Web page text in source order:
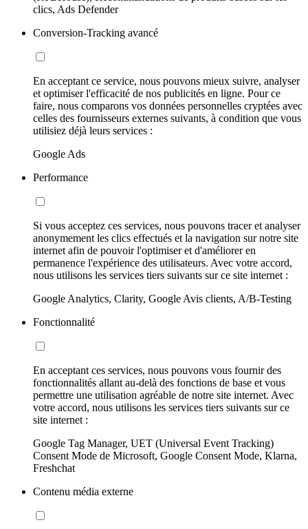
clics, Ads Defender
Conversion-Tracking avancé
En acceptant ce service, nous pouvons mieux suivre, analyser
et optimiser l'efficacité de nos publicités en ligne. Pour ce
faire, nous comparons vos données personnelles cryptées avec
celles des fournisseurs externes suivants, à condition que vous
utilisiez déjà leurs services :
Google Ads
Performance
Si vous acceptez ces services, nous pouvons tracer et analyser
anonymement les clics effectués et la navigation sur notre site
internet afin de pouvoir l'optimiser et d'améliorer en
permanence l'expérience des utilisateurs. Avec votre accord,
nous utilisons les services tiers suivants sur ce site internet :
Google Analytics, Clarity, Google Avis clients, A/B-Testing
Fonctionnalité
En acceptant ces services, nous pouvons vous fournir des
fonctionnalités allant au-delà des fonctions de base et vous
permettre une utilisation agréable de notre site internet. Avec
votre accord, nous utilisons les services tiers suivants sur ce
site internet :
Google Tag Manager, UET (Universal Event Tracking)
Consent Mode de Microsoft, Google Consent Mode, Klarna,
Freshchat
Contenu média externe